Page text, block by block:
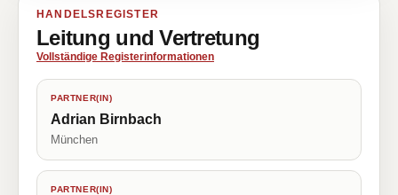
HANDELSREGISTER
Leitung und Vertretung
Vollständige Registerinformationen
PARTNER(IN)
Adrian Birnbach
München
PARTNER(IN)